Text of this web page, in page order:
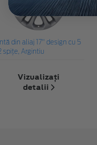
din aliaj 17" design cu 5
spiţe, Argintiu
Vizualizați
detalii